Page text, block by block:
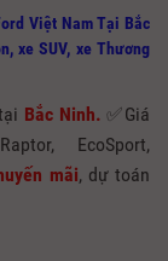
Việt Nam Tại Bắc
xe SUV, xe Thương
Bắc Ninh. ✅Giá
EcoSport,
mãi, dự toán